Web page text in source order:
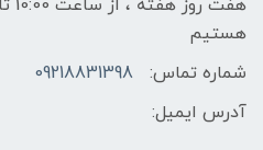
هستیم
شماره تماس:
09218831398
آدرس ایمیل: